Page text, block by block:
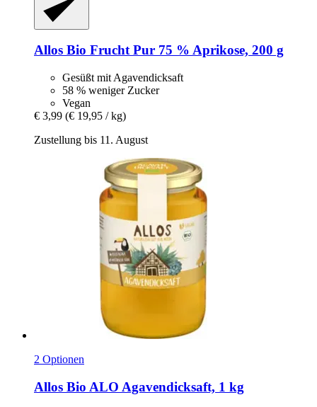
Allos Bio Frucht Pur 75 % Aprikose, 200 g
Gesüßt mit Agavendicksaft
58 % weniger Zucker
Vegan
€ 3,99 (€ 19,95 / kg)
Zustellung bis 11. August
2 Optionen
Allos Bio ALO Agavendicksaft, 1 kg